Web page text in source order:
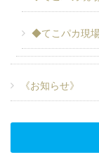
◆てこパカ現
《お知らせ》